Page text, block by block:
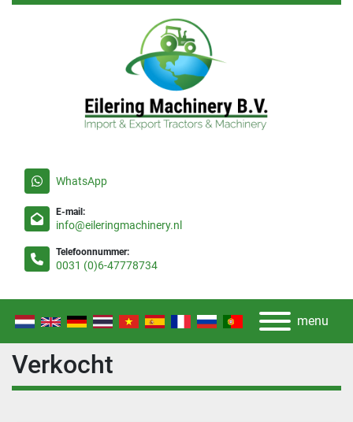
WhatsApp
E-mail:
info@eileringmachinery.nl
Telefoonnummer:
0031 (0)6-47778734
menu
Verkocht